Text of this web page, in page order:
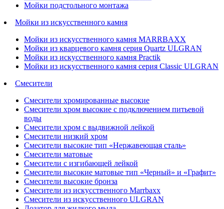
Мойки подстольного монтажа
Мойки из искусственного камня
Мойки из искусственного камня MARRBAXX
Мойки из кварцевого камня серия Quartz ULGRAN
Мойки из искусственного камня Practik
Мойки из искусственного камня серия Classic ULGRAN
Смесители
Смесители хромированные высокие
Смесители хром высокие с подключением питьевой
воды
Смесители хром с выдвижной лейкой
Смесители низкий хром
Смесители высокие тип «Нержавеющая сталь»
Смесители матовые
Смесители с изгибающей лейкой
Смесители высокие матовые тип «Черный» и «Графит»
Смесители высокие бронза
Смесители из искусственного Marrbaxx
Смесители из искусственного ULGRAN